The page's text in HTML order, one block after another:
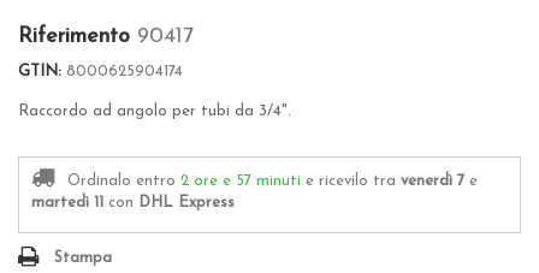
Riferimento 90417
GTIN: 8000625904174
Raccordo ad angolo per tubi da 3/4".
Ordinalo entro 2 ore e 57 minuti e ricevilo tra venerdì 7 e
martedì 11 con DHL Express
Stampa